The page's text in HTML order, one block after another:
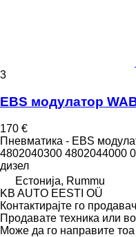
3
EBS модулатор
170 €
Пневматика - EBS
4802040300 4802044000
дизел
Естонија, Rummu
KB AUTO EESTI OÜ
Контактирајте го
Продавате техника или
Може да го направите тоа